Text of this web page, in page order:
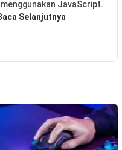
JavaScript.
Selanjutnya